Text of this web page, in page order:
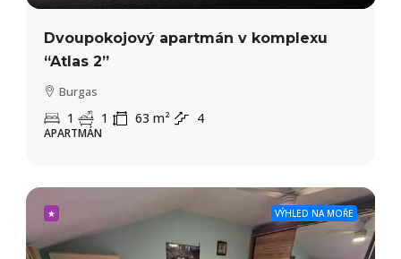
Dvoupokojový apartmán v komplexu
“Atlas 2”
Burgas
1 1 63 m² 4
APARTMÁN
★ VÝHLED NA MOŘE